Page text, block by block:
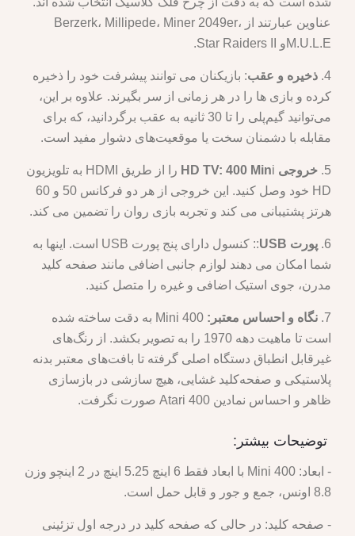
عناوین عبارتند از Berzerk، Millipede، Miner 2049er،
M.U.L.Eو Star Raiders II.
4. ذخیره و عقب: بازیکنان می توانند پیشرفت خود را ذخیره
کرده و بازی ها را در هر زمانی از سر بگیرند. علاوه بر این،
می‌توانید گیم‌پلی را تا 30 ثانیه به عقب برگردانید، که برای
مقابله با دشمنان سخت یا موقعیت‌های دشوار مفید است.
5. خروجی HD TV: 400 Min
i را از طریق HDMI به تلویزیون
HD خود وصل کنید. این خروجی از هر دو فرکانس 50 و 60
هرتز پشتیبانی می کند و تجربه بازی روان را تضمین می کند.
6. پورت USB
:: کنسول دارای پنج پورت USB است. اینها به
شما امکان می دهند لوازم جانبی اضافی مانند صفحه کلید
مدرن، جوی استیک اضافی و غیره را متصل کنید.
7. نگاه و احساس معتبر:
400 Mini به دقت ساخته شده
است تا ماهیت دهه 1970 را به تصویر بکشد. از رنگ‌های
غیرقابل انطباق دستگاه اصلی گرفته تا بافت‌های معتبر بدنه
پلاستیکی و صفحه‌کلید غشایی، هیچ سازشی در بازسازی
ظاهر و احساس نمادین Atari 400 صورت نگرفت.
توضیحات بیشتر:
- ابعاد: 400 Mini با ابعاد فقط 6 اینچ 5.25 اینچ در 2 اینچو وزن
8.8 اونس، جمع و جور و قابل حمل است.
- صفحه کلید: در حالی که صفحه کلید در درجه اول تزئینی